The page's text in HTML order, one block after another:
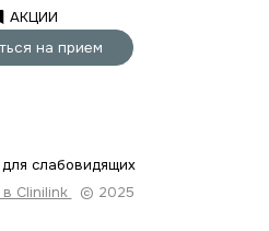
АКЦИИ
на прием
слабовидящих
Clinilink
© 2025